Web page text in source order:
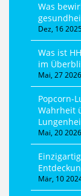
Was
Dez, 16
Was ist
im
Mai, 27 2026
Popcorn-
Wahrheit
Mai, 20 2026
Mär, 10